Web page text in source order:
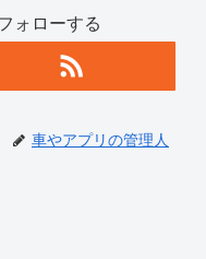
ォローする
車やアプリの管理人